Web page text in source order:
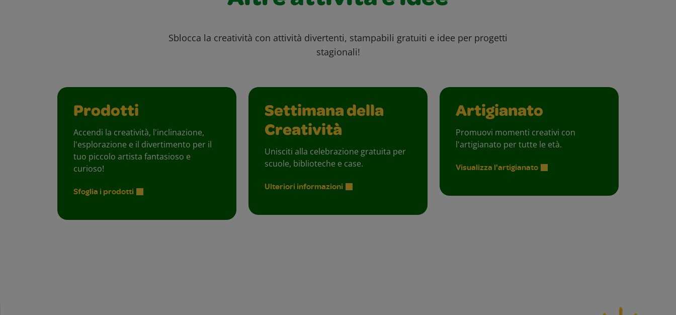
Sblocca la creatività con attività divertenti, stampabili gratuiti e idee per progetti
stagionali!
Prodotti
Accendi la creatività, l'inclinazione,
l'esplorazione e il divertimento per il
tuo piccolo artista fantasioso e
curioso!
Sfoglia i prodotti
Settimana della
Creatività
Unisciti alla celebrazione gratuita per
scuole, biblioteche e case.
Ulteriori informazioni
Artigianato
Promuovi momenti creativi con
l'artigianato per tutte le età.
Visualizza l'artigianato